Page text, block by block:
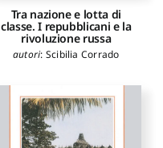
Tra nazione e lotta di
classe. I repubblicani e la
rivoluzione russa
autori: Scibilia Corrado